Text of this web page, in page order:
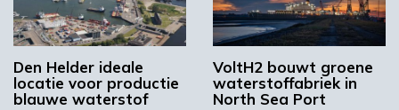
Waterstof
Den Helder ideale
locatie voor productie
blauwe waterstof
VoltH2 bouwt groene
waterstoffabriek in
North Sea Port